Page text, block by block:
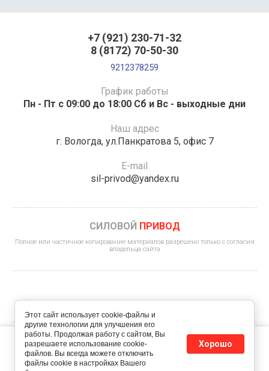
+7 (921) 230-71-32
8 (8172) 70-50-30
9212378259
График работы
Пн - Пт с 09:00 до 18:00 Сб и Вс - выходные дни
Наш адрес
г. Вологда, ул.Панкратова 5, офис 7
E-mail
sil-privod@yandex.ru
СИЛОВОЙ ПРИВОД
Полное или частичное копирование материалов разрешено только с согласия
владельца сайта
© 2022 - 2026 ИП Королев К.А.
Политика конфиденциальности
Этот сайт использует файлы cookie и метаданные. Продолжая
просматривать его, вы соглашаетесь на использование нами
файлов cookie и метаданных в соответствии сПолитикой
конфиденциальности
Этот сайт использует cookie-файлы и
другие технологии для улучшения его
работы. Продолжая работу с сайтом, Вы
разрешаете использование cookie-
файлов. Вы всегда можете отключить
файлы cookie в настройках Вашего
Хорошо